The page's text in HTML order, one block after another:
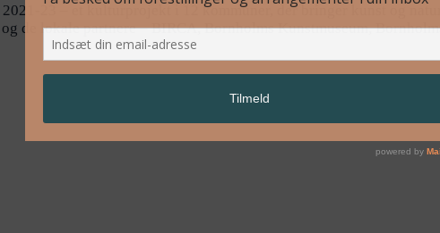
23 – et kulturprojekt i 12 kommuner, der bringer kunst og
de lokale partnere – BIRCA, Bornholms Kunstmuseum,